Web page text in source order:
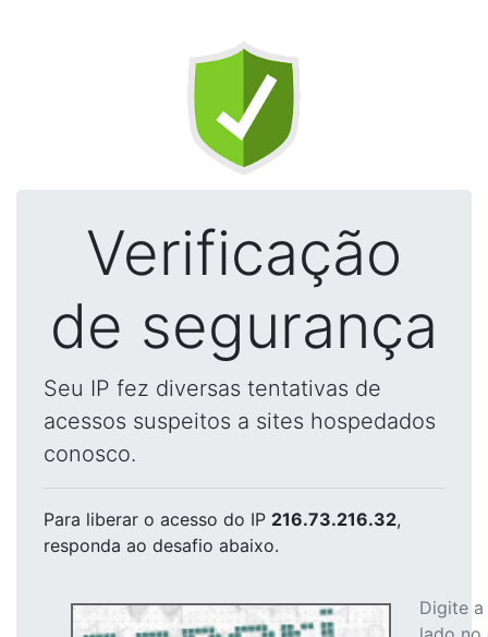
Verificação
de segurança
Seu IP fez diversas tentativas de
acessos suspeitos a sites hospedados
conosco.
Para liberar o acesso do IP 216.73.216.32,
responda ao desafio abaixo.
Digite